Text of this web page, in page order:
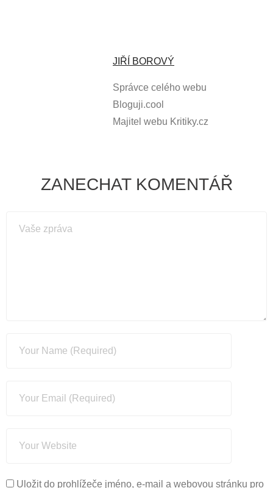
JIŘÍ BOROVÝ
Správce celého webu
Bloguji.cool
Majitel webu Kritiky.cz
ZANECHAT KOMENTÁŘ
Uložit do prohlížeče jméno, e-mail a webovou stránku pro